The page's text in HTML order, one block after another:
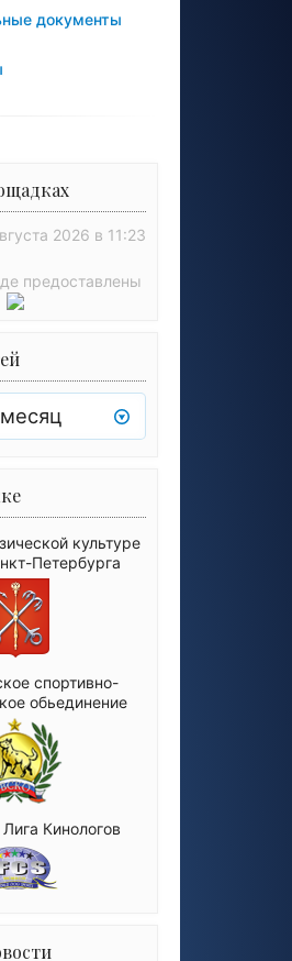
документы
2026 в 11:23
предоставлены
культуре
Петербурга
спортивно-
обьединение
Кинологов